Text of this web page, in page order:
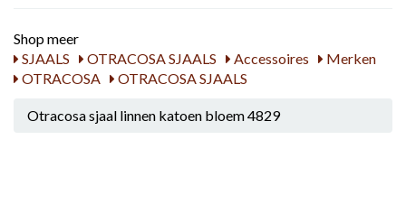
Shop meer
SJAALS
OTRACOSA SJAALS Accessoires
Merken
OTRACOSA
OTRACOSA SJAALS
Otracosa sjaal linnen katoen bloem 4829